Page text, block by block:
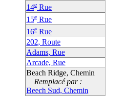
14e Rue
15e Rue
16e Rue
202, Route
Adams, Rue
Arcade, Rue
Beach Ridge, Chemin
Remplacé par :
Beech Sud, Chemin